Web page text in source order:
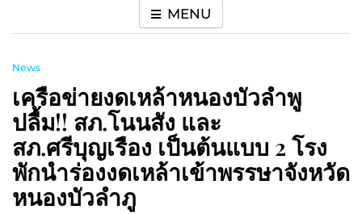
MENU
News
เครือข่ายงดเหล้าหนองบัวลำพู
ปลื้ม!! สภ.โนนสัง และ
สภ.ศรีบุญเรือง เป็นต้นแบบ 2 โรง
พักนำร่องงดเหล้าเข้าพรรษาจังหวัด
หนองบัวลำภู